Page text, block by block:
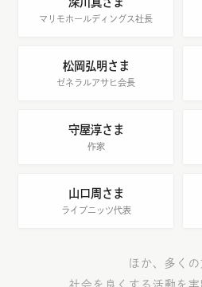
マリモホールディングス社長
松岡弘明さま
ゼネラルアサヒ会長
守屋淳さま
作家
山口周さま
ライプニッツ代表
ほか、多くの